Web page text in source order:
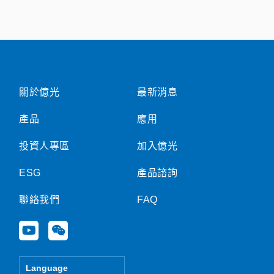
關於億光
產品
投資人專區
ESG
聯絡我們
Y
o
W
e
Language
最新消息
應用
加入億光
產品諮詢
FAQ